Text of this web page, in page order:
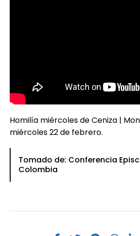
Homilía miércoles de Ceniza |
miércoles 22 de febrero.
Tomado de: Conferencia
Colombia